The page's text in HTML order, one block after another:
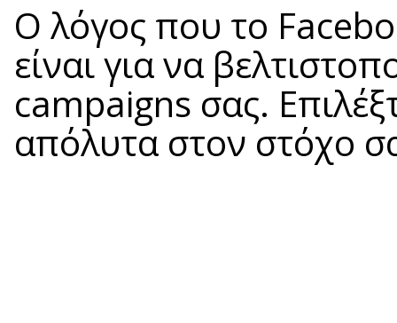
Ο λόγος που το
είναι για να
campaigns σας.
απόλυτα στον στόχο